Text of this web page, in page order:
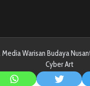
Warisan Budaya
Cyber Art